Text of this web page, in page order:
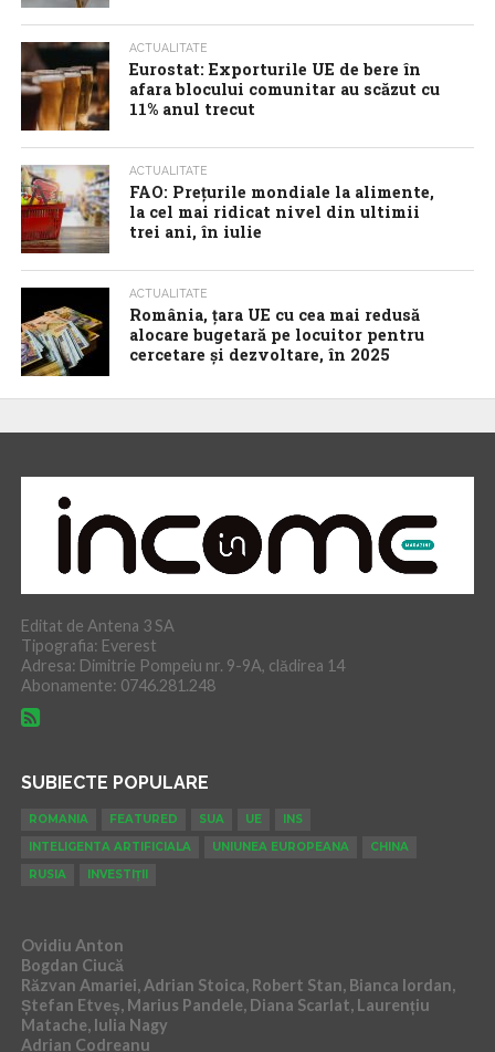
ACTUALITATE
Eurostat: Exporturile UE de bere în
afara blocului comunitar au scăzut cu
11% anul trecut
ACTUALITATE
FAO: Prețurile mondiale la alimente,
la cel mai ridicat nivel din ultimii
trei ani, în iulie
ACTUALITATE
România, țara UE cu cea mai redusă
alocare bugetară pe locuitor pentru
cercetare și dezvoltare, în 2025
Editat de Antena 3 SA
Tipografia: Everest
Adresa: Dimitrie Pompeiu nr. 9-9A, clădirea 14
Abonamente: 0746.281.248
SUBIECTE POPULARE
ROMANIA FEATURED SUA UE
INS
INTELIGENTA ARTIFICIALA
UNIUNEA EUROPEANA
CHINA
RUSIA
INVESTIȚII
Ovidiu Anton
Bogdan Ciucă
Răzvan Amariei, Adrian Stoica, Robert Stan, Bianca Iordan,
Ștefan Etveș, Marius Pandele, Diana Scarlat, Laurențiu
Matache, Iulia Nagy
Adrian Codreanu